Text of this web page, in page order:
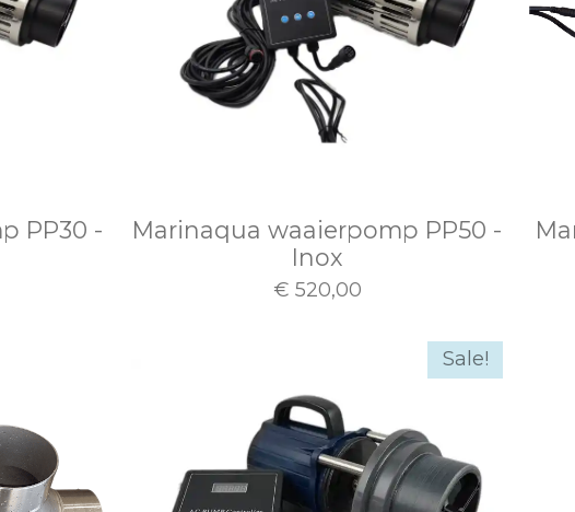
PP30 -
Marinaqua waaierpomp PP50 -
Inox
€ 520,00
Sale!